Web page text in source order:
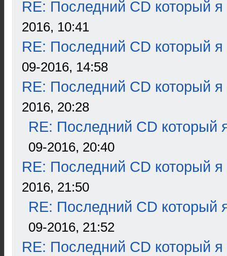
RE: Последний CD который я
2016, 10:41
RE: Последний CD который я
09-2016, 14:58
RE: Последний CD который я
2016, 20:28
RE: Последний CD который
09-2016, 20:40
RE: Последний CD который я
2016, 21:50
RE: Последний CD который
09-2016, 21:52
RE: Последний CD который я